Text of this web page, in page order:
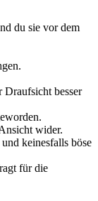
du sie vor dem
besser
wider.
keinesfalls böse
für die